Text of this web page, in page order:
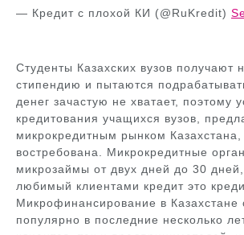
— Кредит с плохой КИ (@RuKredit)
Студенты Казахских вузов получают
стипендию и пытаются
денег зачастую не хватает, поэтому
кредитования учащихся вузов,
микрокредитным рынком Казахстана,
востребована. Микрокредитные
микрозаймы от двух дней до 30
любимый клиентами кредит это
Микрофинансирование в Казахстане
популярно в последние несколько